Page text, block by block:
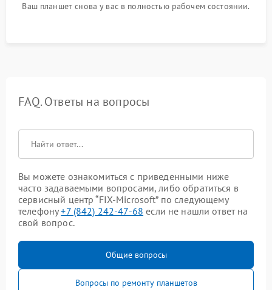
Ваш планшет снова у вас в полностью рабочем состоянии.
FAQ. Ответы на вопросы
Вы можете ознакомиться с приведенными ниже
часто задаваемыми вопросами, либо обратиться в
сервисный центр “FIX-Microsoft” по следующему
телефону+7 (842) 242-47-68 если не нашли ответ на
свой вопрос.
Общие вопросы
Вопросы по ремонту планшетов